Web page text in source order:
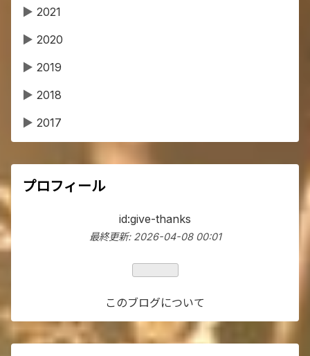
▶ 2021
▶ 2020
▶ 2019
▶ 2018
▶ 2017
プロフィール
id:give-thanks
最終更新: 2026-04-08 00:01
このブログについて